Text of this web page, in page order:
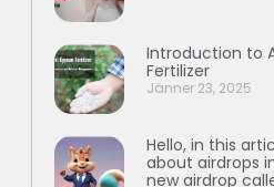
Introduction to
Fertilizer
Jänner 23, 2025
Hello, in this
about airdrops
new airdrop